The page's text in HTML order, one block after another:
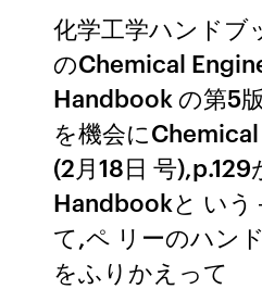
化学工学ハンドブ
のChemical
Handbook の第5
を機会に
(2月18日 号
Handbookと い
て,ペ リーのハン
をふりかえって